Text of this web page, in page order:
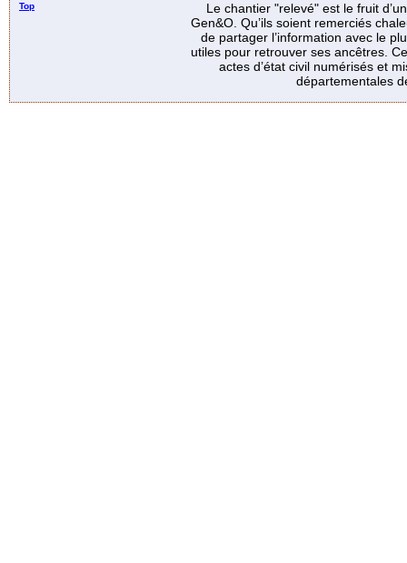
Top
Le chantier "relevé" est le fruit
Gen&O. Qu’ils soient remerciés
de partager l’information avec le
utiles pour retrouver ses ancêtres.
actes d’état civil numérisés et
départementales